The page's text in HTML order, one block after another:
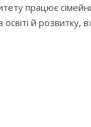
працює
й розвитку,